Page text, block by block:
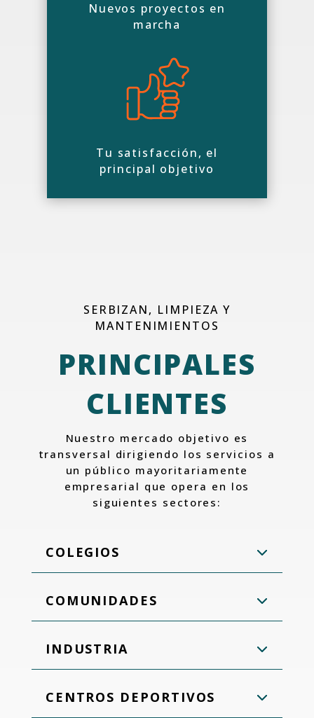
Nuevos proyectos en
marcha
Tu satisfacción, el
principal objetivo
SERBIZAN, LIMPIEZA Y
MANTENIMIENTOS
PRINCIPALES
CLIENTES
Nuestro mercado objetivo es
transversal dirigiendo los servicios a
un público mayoritariamente
empresarial que opera en los
siguientes sectores:
COLEGIOS
COMUNIDADES
INDUSTRIA
CENTROS DEPORTIVOS